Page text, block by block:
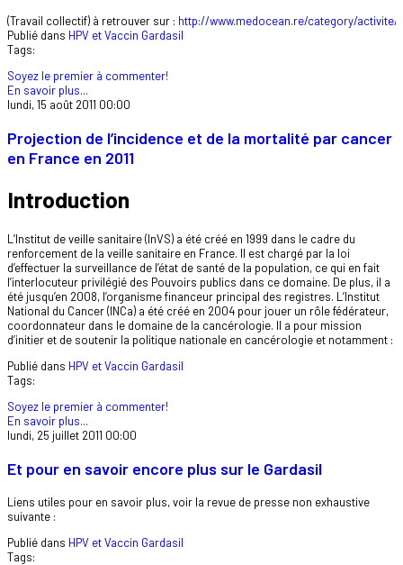
(Travail collectif) à retrouver sur : http://www.medocean.re/category/activite/
Publié dans HPV et Vaccin Gardasil
Tags:
Soyez le premier à commenter!
En savoir plus...
lundi, 15 août 2011 00:00
Projection de l’incidence et de la mortalité par cancer
en France en 2011
Introduction
L’Institut de veille sanitaire (InVS) a été créé en 1999 dans le cadre du
renforcement de la veille sanitaire en France. Il est chargé par la loi
d’effectuer la surveillance de l’état de santé de la population, ce qui en fait
l’interlocuteur privilégié des Pouvoirs publics dans ce domaine. De plus, il a
été jusqu’en 2008, l’organisme financeur principal des registres. L’Institut
National du Cancer (INCa) a été créé en 2004 pour jouer un rôle fédérateur,
coordonnateur dans le domaine de la cancérologie. Il a pour mission
d’initier et de soutenir la politique nationale en cancérologie et notamment :
Publié dans HPV et Vaccin Gardasil
Tags:
Soyez le premier à commenter!
En savoir plus...
lundi, 25 juillet 2011 00:00
Et pour en savoir encore plus sur le Gardasil
Liens utiles pour en savoir plus, voir la revue de presse non exhaustive
suivante :
Publié dans HPV et Vaccin Gardasil
Tags: